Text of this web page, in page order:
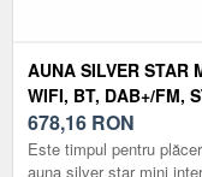
AUNA SILVER STAR
WIFI, BT, DAB+/FM,
678,16 RON
Este timpul pentru
auna silver star mini